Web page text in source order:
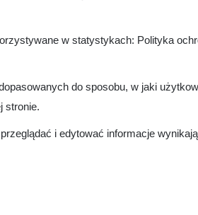
w statystykach: Polityka
do sposobu, w jaki
stronie.
i edytować informacje